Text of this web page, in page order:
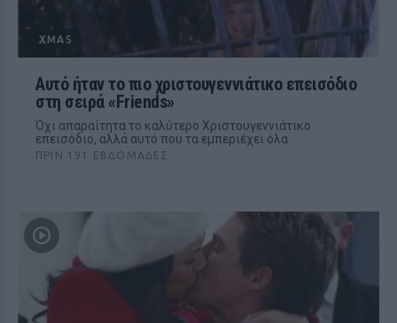
XMAS
Αυτό ήταν το πιο χριστουγεννιάτικο επεισόδιο
στη σειρά «Friends»
Όχι απαραίτητα το καλύτερο Χριστουγεννιάτικο
επεισόδιο, αλλά αυτό που τα εμπεριέχει όλα
ΠΡΙΝ 191 ΕΒΔΟΜΆΔΕΣ